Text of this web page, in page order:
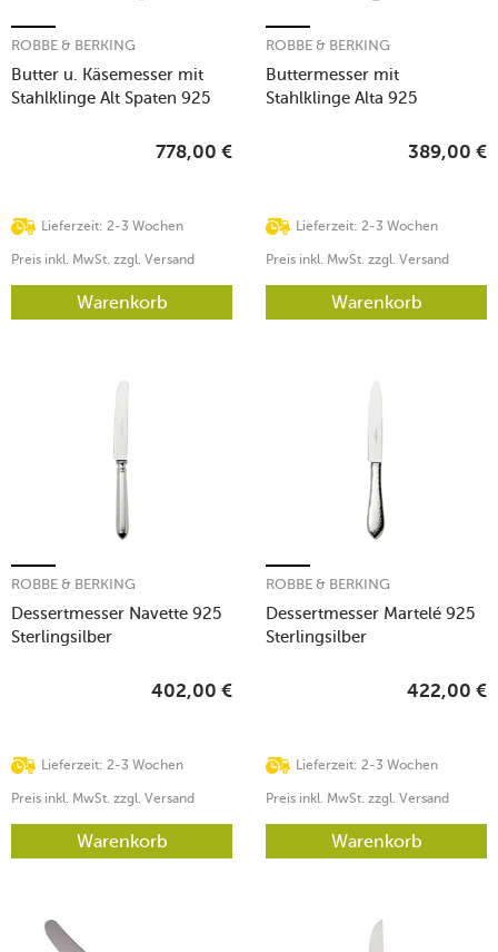
Butter u. Käsemesser mit
Stahlklinge Alt Spaten 925
ROBBE & BERKING
Lieferzeit: 2-3 Wochen
778,00 €
Preis inkl. MwSt. zzgl. Versand
Warenkorb
Buttermesser mit
Stahlklinge Alta 925
ROBBE & BERKING
Lieferzeit: 2-3 Wochen
389,00 €
Preis inkl. MwSt. zzgl. Versand
Warenkorb
Dessertmesser Navette 925
Sterlingsilber
ROBBE & BERKING
Lieferzeit: 2-3 Wochen
402,00 €
Preis inkl. MwSt. zzgl. Versand
Warenkorb
Dessertmesser Martelé 925
Sterlingsilber
ROBBE & BERKING
Lieferzeit: 2-3 Wochen
422,00 €
Preis inkl. MwSt. zzgl. Versand
Warenkorb